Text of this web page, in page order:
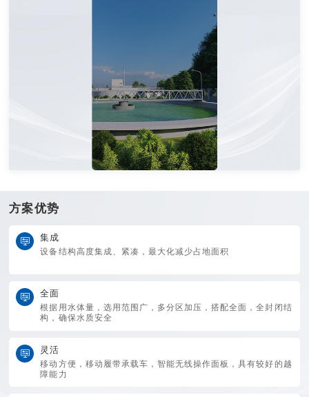
我公司自主研发的一体化移动式临时应急供水设备用于解决老旧小
移动方便，一体化集成化结构，多个加压分区高度集成，可最大程
度集约用地实现小区居民的二次增压安全用水需求，全智能控制，
24小时无人值守。
灵活 便捷
方案优势
集成
设备结构高度集成、紧凑，最大化减少占地面积
全面
根据用水体量，选用范围广，多分区加压，搭配全面，全封闭结
构，确保水质安全
灵活
移动方便，移动履带承载车，智能无线操作面板，具有较好的越
障能力